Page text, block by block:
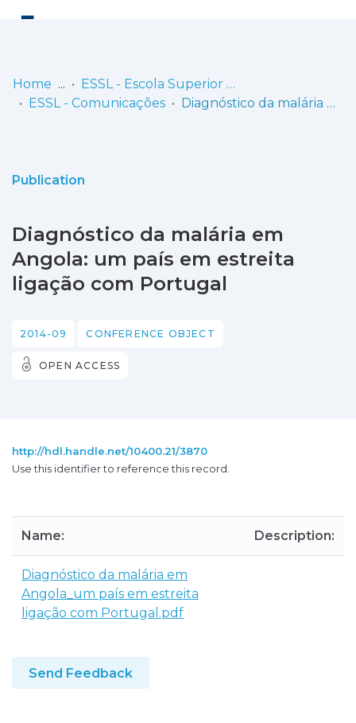
Statistics
Home
ESSL - Escola Superior de Saúde de Lisboa
ESSL - Comunicações
Diagnóstico da malária em Angola: um país em estreita ligação com Portugal
Publication
Diagnóstico da malária em
Angola: um país em estreita
ligação com Portugal
2014-09 CONFERENCE OBJECT
OPEN ACCESS
http://hdl.handle.net/10400.21/3870
Use this identifier to reference this record.
Name: Description:
Diagnóstico da malária em
Angola_um país em estreita
ligação com Portugal.pdf
Send Feedback